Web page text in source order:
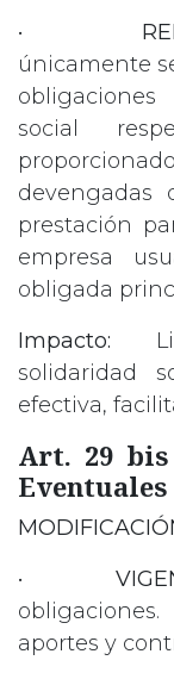
•
únicamente
social
devengadas
prestación
empresa
obligada
Impacto:
solidaridad
efectiva,
Art. 29 bis
Eventuales
•
aportes y